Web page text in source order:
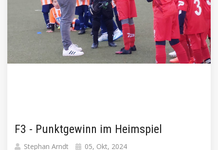
F3 - Punktgewinn im Heimspiel
Stephan Arndt
05, Okt, 2024